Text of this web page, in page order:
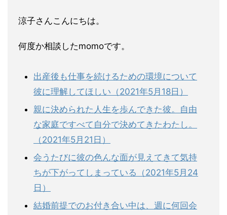
涼子さんこんにちは。
何度か相談したmomoです。
出産後も仕事を続けるための環境について
彼に理解してほしい（2021年5月18日）
親に決められた人生を歩んできた彼。自由
な家庭ですべて自分で決めてきたわたし。
（2021年5月21日）
会うたびに彼の色んな面が見えてきて気持
ちが下がってしまっている（2021年5月24
日）
結婚前提でのお付き合い中は、週に何回会